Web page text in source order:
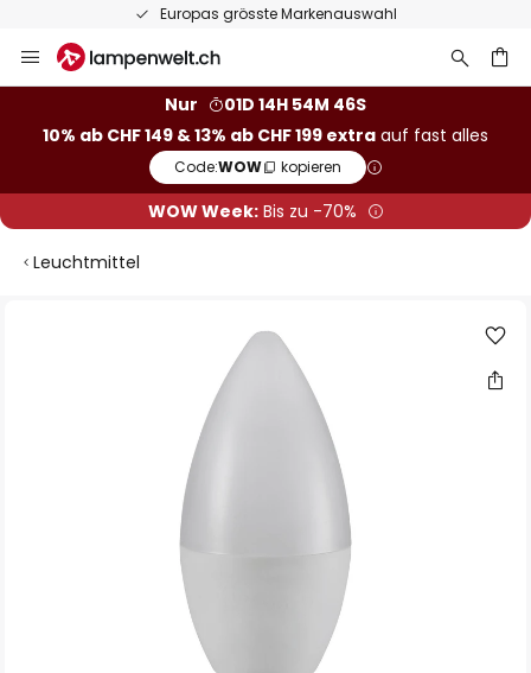
Europas grösste Markenauswahl
Inhalt
Nur
01D 14H 54M 46S
10% ab CHF 149 & 13% ab CHF 199 extra auf fast alles
Code:WOW kopieren
WOW Week:Bis zu -70%
Leuchtmittel